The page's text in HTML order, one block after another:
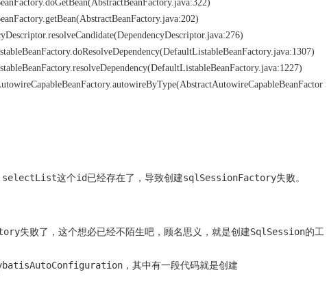
这个id 已经存在了，导致创建sqlSessionFactory失败。
失败了，这个想必已经不陌生吧，顾名思义，就是创建SqlSession的工
，其中有一段代码就是创建